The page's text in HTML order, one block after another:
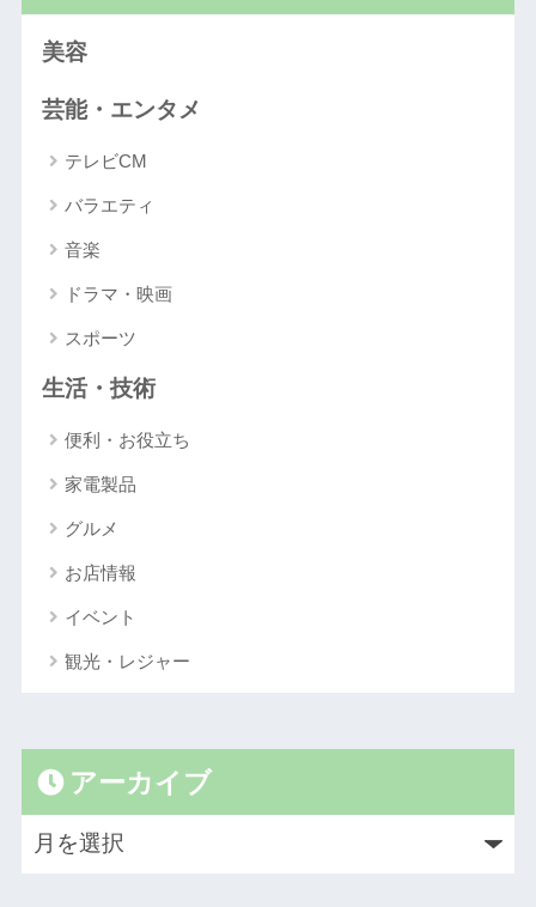
美容
芸能・エンタメ
テレビCM
バラエティ
音楽
ドラマ・映画
スポーツ
生活・技術
便利・お役立ち
家電製品
グルメ
お店情報
イベント
観光・レジャー
アーカイブ